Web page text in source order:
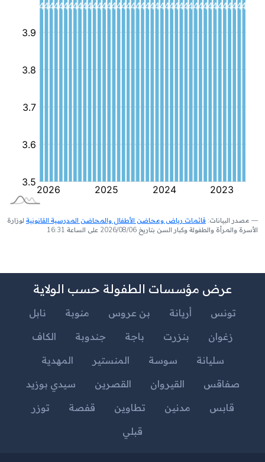
مصدر البيانات: قائمات رياض ومحاضن الأطفال والمحاضن المدرسية القانونية لوزارة
الأسرة والمرأة والطفولة وكبار السن بتاريخ 2026/08/06 على الساعة 16:31
عرض مؤسسات الطفولة حسب الولاية
تونس أريانة بن عروس منوبة
نابل
زغوان
بنزرت باجة جندوبة
الكاف
سليانة
سوسة المنستير
المهدية
صفاقس
القيروان القصرين
سيدي بوزيد
قابس
مدنين تطاوين قفصة
توزر
قبلي